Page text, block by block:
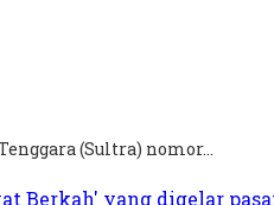
(Sultra) nomor...